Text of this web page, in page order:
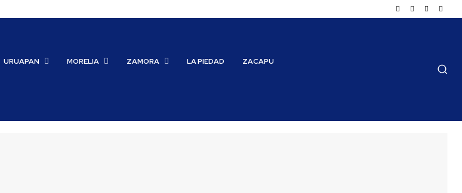
URUAPAN MORELIA ZAMORA LA PIEDAD ZACAPU